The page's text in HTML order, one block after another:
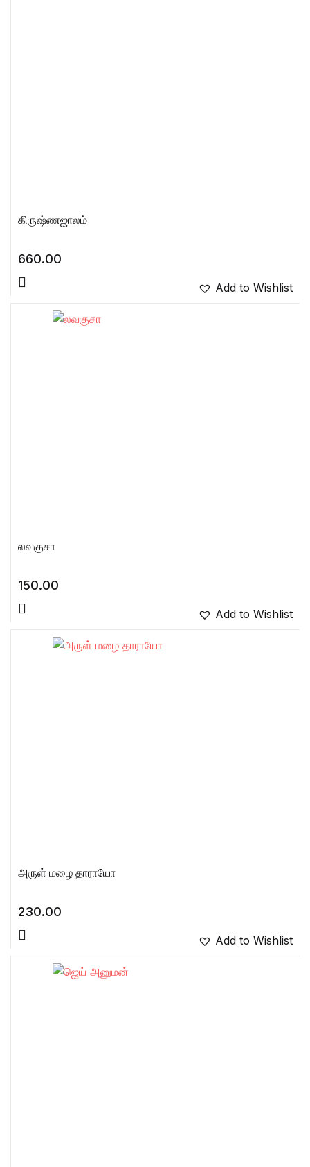
கிருஷ்ணஜாலம்
660.00
Add to Wishlist
லவகுசா
150.00
Add to Wishlist
அருள் மழை தாராயோ
230.00
Add to Wishlist